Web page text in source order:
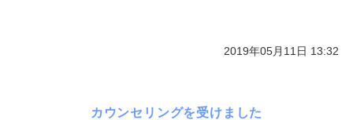
2019年05月11日 13:32
カウンセリングを受けました